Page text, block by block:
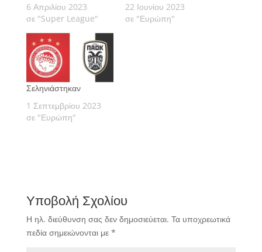
6 Απριλίου 2023
σε "Super League"
22 Ιουνίου 2023
σε "Ευρώπη"
Σεληνιάστηκαν
1 Σεπτεμβρίου 2023
σε "Ευρώπη"
Υποβολή Σχολίου
Η ηλ. διεύθυνση σας δεν δημοσιεύεται. Τα υποχρεωτικά
πεδία σημειώνονται με *